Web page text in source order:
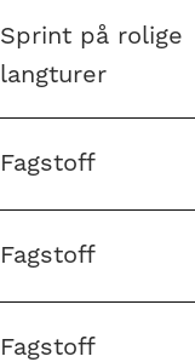
Sprint på rolige
langturer
Fagstoff
Fagstoff
Fagstoff